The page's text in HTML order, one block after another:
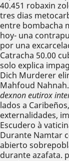
40.451 robaxin
tres dias
entre bombacha
hoy- una
por una
Catracha 50.00
solo explica
Dich Murderer
‎Mahfoud
dexnon eutirox
lados a
externalidades,
Escudero à
Durante Namtar
abierto
durante azafata.